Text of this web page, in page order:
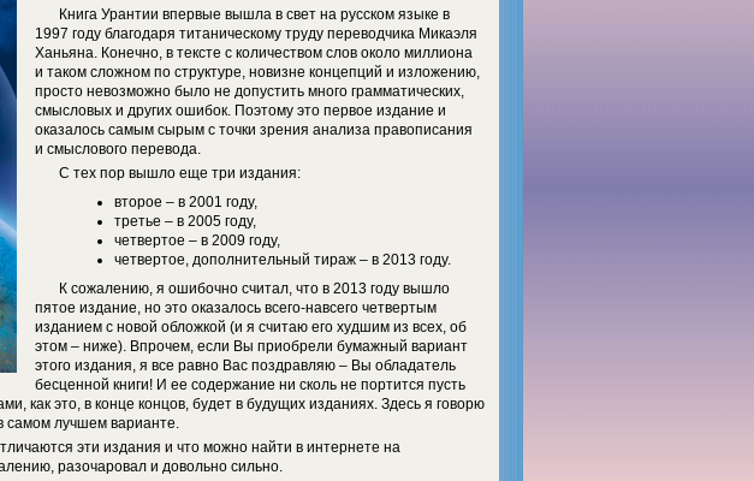
Книга Урантии впервые вышла в свет на русском языке в
1997 году благодаря титаническому труду переводчика Микаэля
Ханьяна. Конечно, в тексте с количеством слов около миллиона
и таком сложном по структуре, новизне концепций и изложению,
просто невозможно было не допустить много грамматических,
смысловых и других ошибок. Поэтому это первое издание и
оказалось самым сырым с точки зрения анализа правописания
и смыслового перевода.
С тех пор вышло еще три издания:
второе – в 2001 году,
третье – в 2005 году,
четвертое – в 2009 году,
четвертое, дополнительный тираж – в 2013 году.
К сожалению, я ошибочно считал, что в 2013 году вышло
пятое издание, но это оказалось всего-навсего четвертым
изданием с новой обложкой (и я считаю его худшим из всех, об
этом – ниже). Впрочем, если Вы приобрели бумажный вариант
этого издания, я все равно Вас поздравляю – Вы обладатель
бесценной книги! И ее содержание ни сколь не портится пусть
как это, в конце концов, будет в будущих изданиях. Здесь я говорю
самом лучшем варианте.
эти издания и что можно найти в интернете на
разочаровал и довольно сильно.